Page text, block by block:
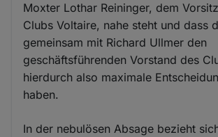
Moxter Lothar Reininger, dem
Clubs Voltaire, nahe steht und dass
gemeinsam mit Richard Ullmer den
geschäftsführenden Vorstand des
hierdurch also maximale
haben.
In der nebulösen Absage bezieht